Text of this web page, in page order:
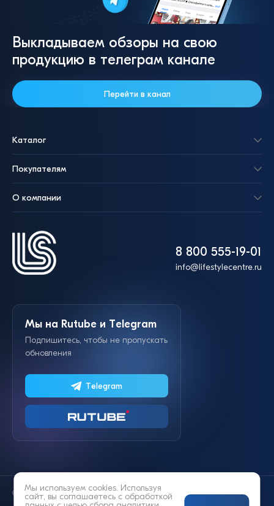
Выкладываем обзоры на свою
продукцию в телеграм канале
Перейти в канал
8 800 555-19-01
info@lifestylecentre.ru
Каталог
Покупателям
О компании
Мы на Rutube и Telegram
Подпишитесь, чтобы не пропускать
обновления
Telegram
© 2014—2026 «Lifestyle»
Мы используем cookies. Используя
сайт, вы соглашаетесь с обработкой